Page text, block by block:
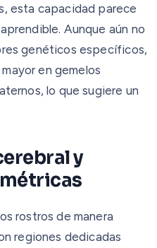
esta capacidad parece
Aunque aún no
genéticos específicos,
en gemelos
lo que sugiere un
y
rostros de manera
regiones dedicadas